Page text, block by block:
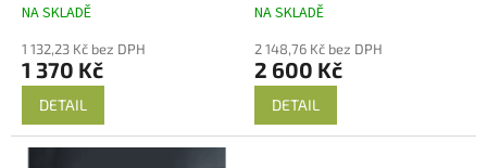
NA SKLADĚ
1 132,23 Kč bez DPH
1 370 Kč
DETAIL
NA SKLADĚ
2 148,76 Kč bez DPH
2 600 Kč
DETAIL